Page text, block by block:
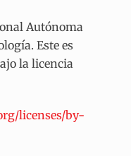
Autónoma
Este es
la licencia
licenses/by-